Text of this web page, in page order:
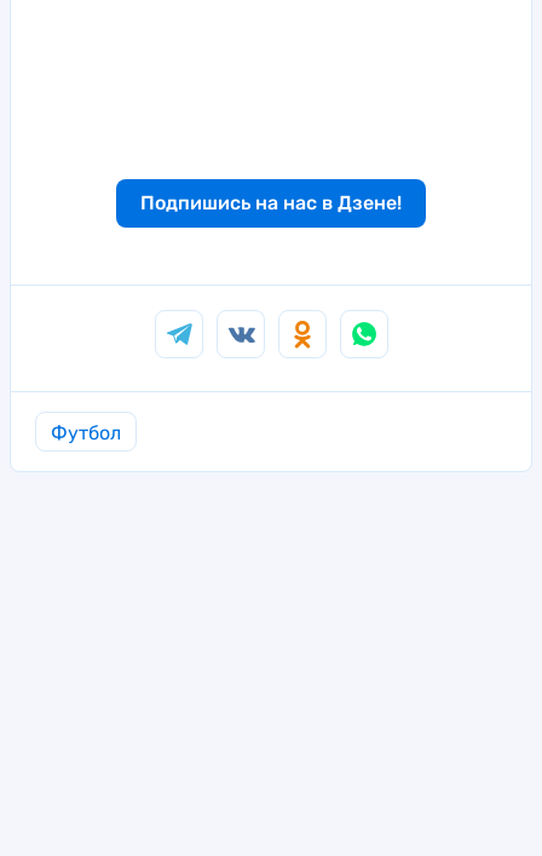
Подпишись на нас в Дзене!
Футбол